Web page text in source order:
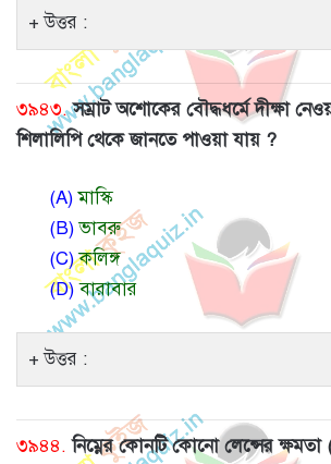
উত্তর :
৩৯৪৩. সম্রাট অশোকের বৌদ্ধধর্মে দীক্ষা
শিলালিপি থেকে জানতে পাওয়া যায় ?
(A)মাস্কি
(B)ভাবরু
(C)কলিঙ্গ
(D)বারাবার
উত্তর :
৩৯৪৪. নিম্নের কোনটি কোনো লেন্সের